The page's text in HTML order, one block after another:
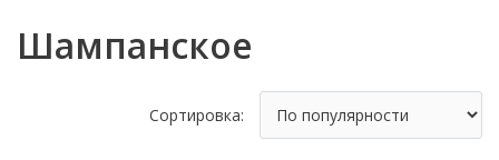
Шампанское
Сортировка: